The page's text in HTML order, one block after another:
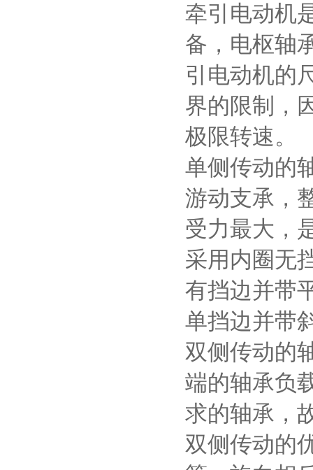
牵引电动机
备，电枢轴
引电动机的
界的限制，
极限转速。
单侧传动的
游动支承，
受力最大，
采用内圈无
有挡边并带
单挡边并带
双侧传动的
端的轴承负
求的轴承，
双侧传动的